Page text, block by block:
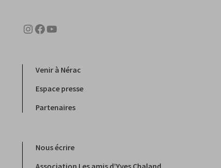
Instagram
Facebook
YouTube
Venir à Nérac
Espace presse
Partenaires
Nous écrire